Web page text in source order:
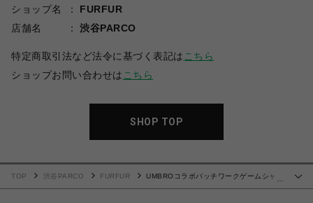
ショップ名
FURFUR
店舗名
渋谷PARCO
特定商取引法など法令に基づく表記は こちら
ショップお問い合わせは こちら
SHOP TOP
TOP 渋谷PARCO FURFUR
UMBROコラボパッチワークゲームシャ